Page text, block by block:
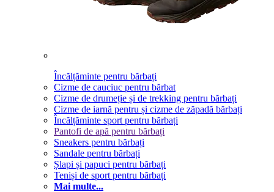
Încălțăminte pentru bărbați
Cizme de cauciuc pentru bărbat
Cizme de drumeție și de trekking pentru bărbați
Cizme de iarnă pentru și cizme de zăpadă bărbați
Încălțăminte sport pentru bărbați
Pantofi de apă pentru bărbați
Sneakers pentru bărbați
Sandale pentru bărbați
Șlapi și papuci pentru bărbați
Teniși de sport pentru bărbați
Mai multe...